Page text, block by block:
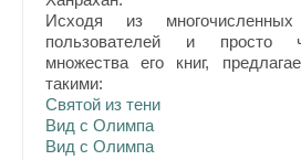
Исходя из
пользователей и просто
множества его книг,
такими:
Святой из тени
Вид с Олимпа
Вид с Олимпа